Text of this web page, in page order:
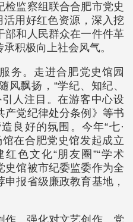
监察组联合合肥市党史
活用好红色资源，深入挖
部和人民群众在一件件革
积极向上社会风气。
务。走进合肥党史馆园
风飘扬，“学纪、知纪、
人注目。在游客中心设
产党纪律处分条例》等书
良好的氛围。今年“七·
在合肥党史馆发起成立
色文化“朋友圈”“学术
史馆被市纪委监委作为全
报省级廉政教育基地，
作。强化对文艺创作、党